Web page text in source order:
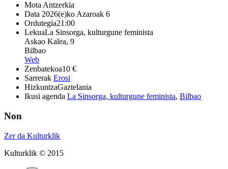
Mota Antzerkia
Data 2026(e)ko Azaroak 6
Ordutegia21:00
LekuaLa Sinsorga, kulturgune feminista
Askao Kalea, 9
Bilbao
Web
Zenbatekoa10 €
Sarrerak Erosi
HizkuntzaGaztelania
Ikusi agenda La Sinsorga, kulturgune feminista, Bilbao
Non
Zer da Kulturklik
Kulturklik © 2015